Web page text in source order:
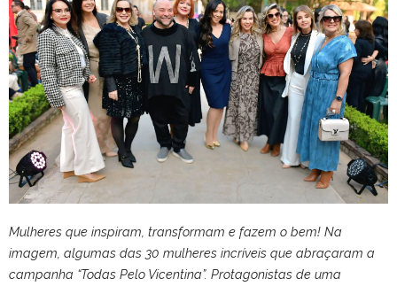
Mulheres que inspiram, transformam e fazem o bem! Na
imagem, algumas das 30 mulheres incríveis que abraçaram a
campanha “Todas Pelo Vicentina”. Protagonistas de uma